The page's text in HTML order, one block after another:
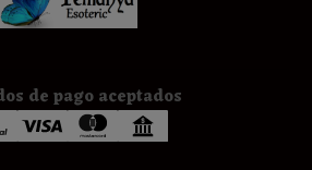
de pago aceptados